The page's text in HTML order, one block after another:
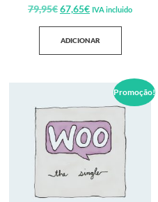
79,95€67,65€ IVA incluido
ADICIONAR
Promoção!